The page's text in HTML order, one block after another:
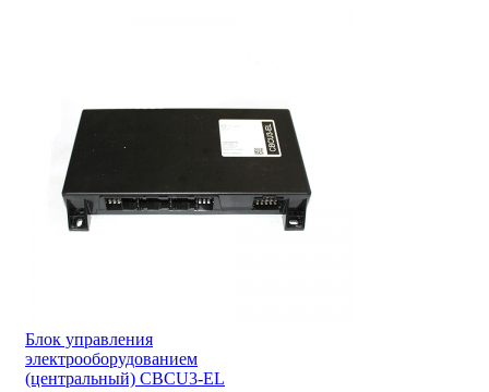
Блок управления
электрооборудованием
(центральный) CBCU3-EL